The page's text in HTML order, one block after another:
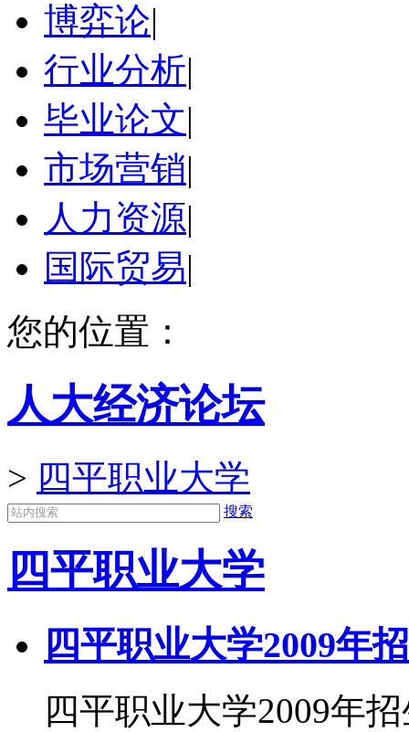
博弈论|
行业分析|
毕业论文|
市场营销|
人力资源|
国际贸易|
您的位置：
人大经济论坛
> 四平职业大学
搜索
四平职业大学
四平职业大学2009年
四平职业大学2009